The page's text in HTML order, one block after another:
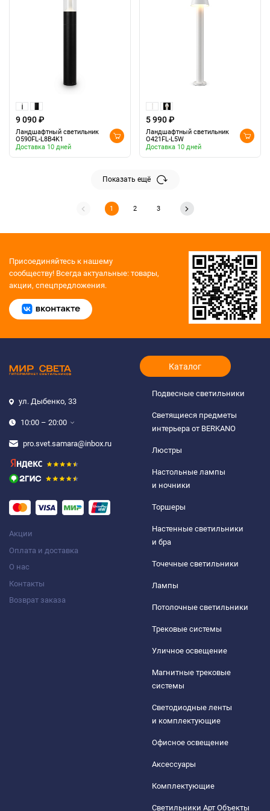
9 090 ₽
Ландшафтный светильник
O590FL-L8B4K1
Доставка 10 дней
5 990 ₽
Ландшафтный светильник
O421FL-L5W
Доставка 10 дней
Показать ещё
1 2 3
Присоединяйтесь к нашему
сообществу! Всегда актуальные: товары,
акции, спецпредложения.
ул. Дыбенко, 33
10:00 – 20:00
pro.svet.samara@inbox.ru
Акции
Оплата и доставка
О нас
Контакты
Возврат заказа
Каталог
Подвесные светильники
Светящиеся предметы
интерьера от BERKANO
Люстры
Настольные лампы
и ночники
Торшеры
Настенные светильники
и бра
Точечные светильники
Лампы
Потолочные светильники
Трековые системы
Уличное освещение
Магнитные трековые
системы
Светодиодные ленты
и комплектующие
Офисное освещение
Аксессуары
Комплектующие
Светильники Арт Объекты